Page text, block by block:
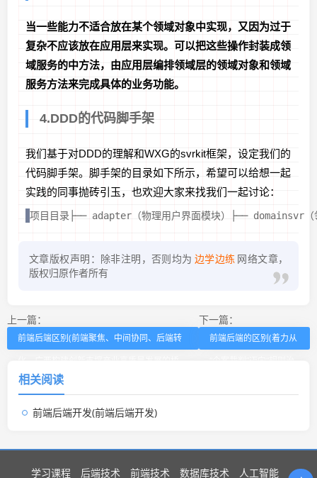
当一些能力不适合放在某个领域对象中实现，又因为过于
复杂不应该放在应用层来实现。可以把这些操作封装成领
域服务的中方法，由应用层编排领域层的领域对象和领域
服务方法来完成具体的业务功能。
4.DDD的代码脚手架
我们基于对DDD的理解和WXG的svrkit框架，设定我们的
代码脚手架。脚手架的目录如下所示，希望可以给想一起
实践的同事抛砖引玉，也欢迎大家来找我们一起讨论：
项目目录├── adapter（物理用户界面模块）├──
文章版权声明：除非注明，否则均为 边学边练 网络文章，
版权归原作者所有
上一篇：
前端后端区别(前端聚焦、中间协同、后端转
梁)
下一篇：
前端后端的区别(着力从
相关阅读
前端后端开发(前端后端开发)
学习课程 后端技术 前端技术 数据库技术 人工智能